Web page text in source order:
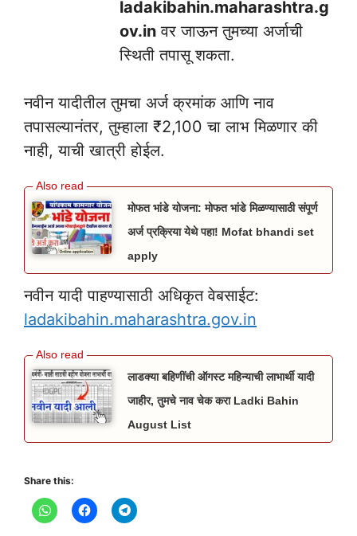
ladakibahin.maharashtra.g
ov.in वर जाऊन तुमच्या अर्जाची
स्थिती तपासू शकता.
नवीन यादीतील तुमचा अर्ज क्रमांक आणि नाव
तपासल्यानंतर, तुम्हाला ₹2,100 चा लाभ मिळणार की
नाही, याची खात्री होईल.
मोफत भांडे योजना: मोफत भांडे मिळण्यासाठी संपूर्ण
अर्ज प्रक्रिया येथे पहा! Mofat bhandi set
apply
नवीन यादी पाहण्यासाठी अधिकृत वेबसाईट:
ladakibahin.maharashtra.gov.in
लाडक्या बहिणींची ऑगस्ट महिन्याची लाभार्थी यादी
जाहीर, तुमचे नाव चेक करा Ladki Bahin
August List
Share this:
सर्व सरकारी योजना माहितीसाठी
जॉईन करा